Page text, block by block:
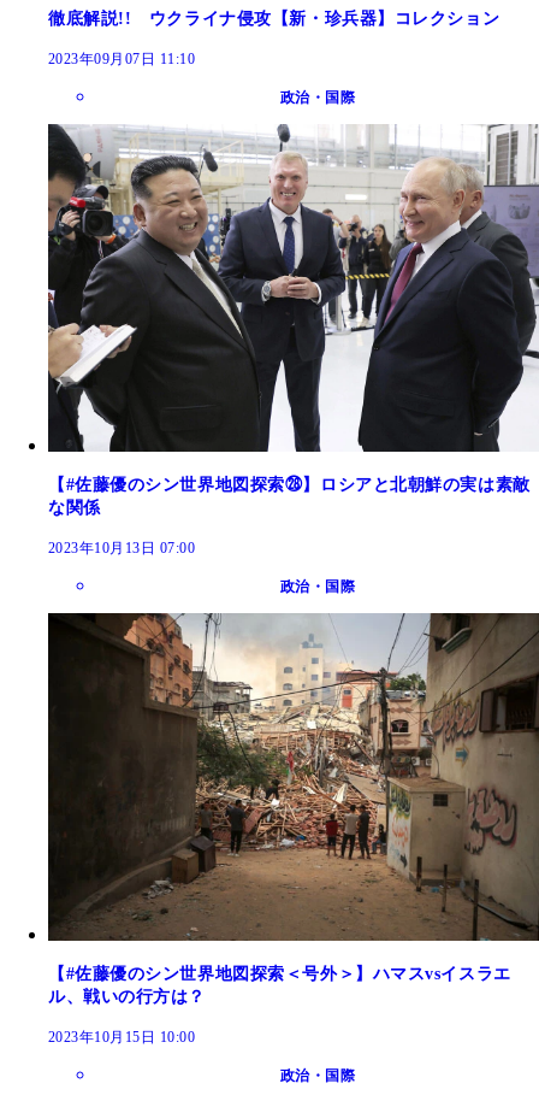
徹底解説!! ウクライナ侵攻【新・珍兵器】コレクション
2023年09月07日 11:10
政治・国際
【#佐藤優のシン世界地図探索㉘】ロシアと北朝鮮の実は素敵
な関係
2023年10月13日 07:00
政治・国際
【#佐藤優のシン世界地図探索＜号外＞】ハマスvsイスラエ
ル、戦いの行方は？
2023年10月15日 10:00
政治・国際